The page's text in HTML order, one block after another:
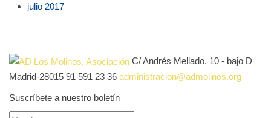
julio 2017
C/ Andrés Mellado, 10 - bajo D
Madrid-28015 91 591 23 36 administracion@admolinos.org
Suscríbete a nuestro boletín